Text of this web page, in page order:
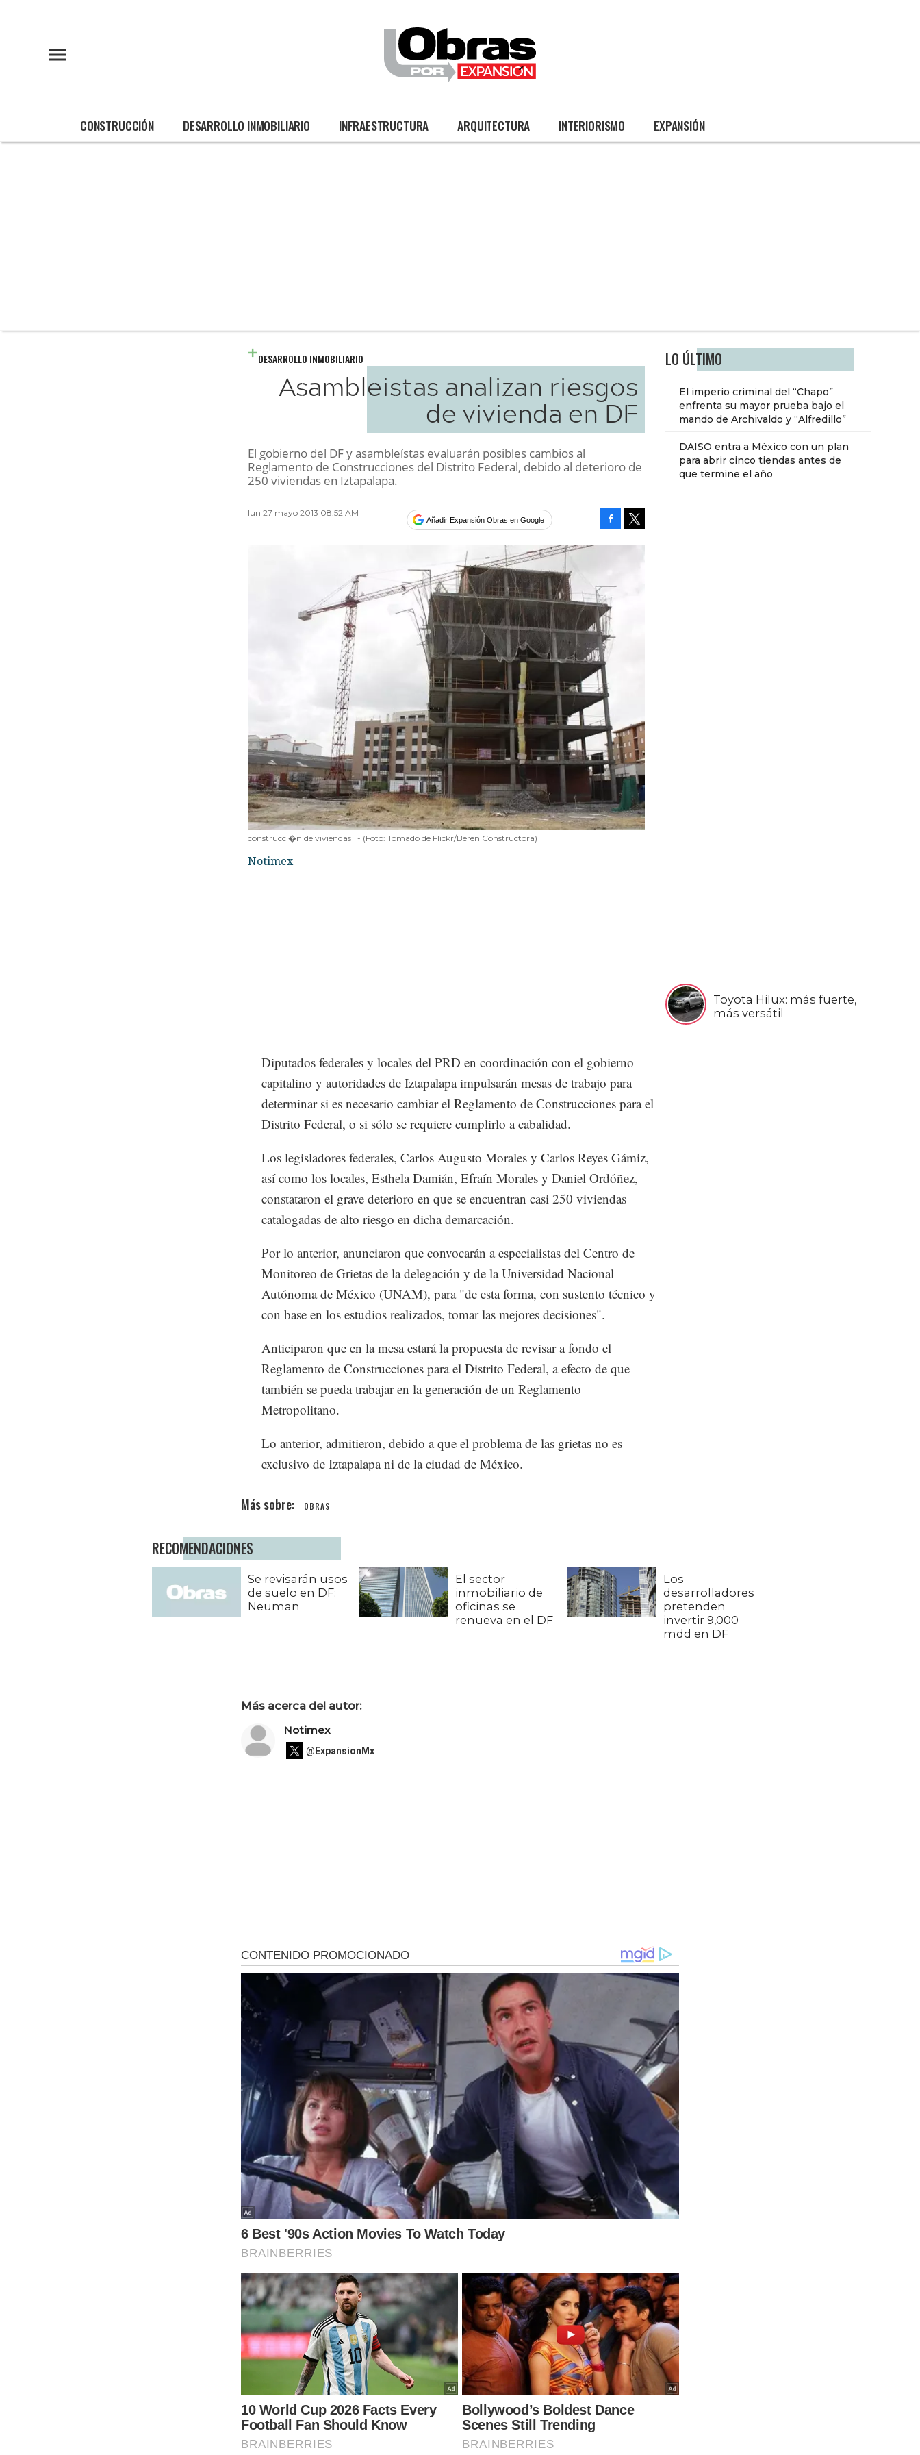
CONSTRUCCIÓN DESARROLLO INMOBILIARIO INFRAESTRUCTURA ARQUITECTURA INTERIORISMO EXPANSIÓN
LO ÚLTIMO
El imperio criminal del “Chapo”
enfrenta su mayor prueba bajo el
mando de Archivaldo y “Alfredillo”
DAISO entra a México con un plan
para abrir cinco tiendas antes de
que termine el año
Toyota Hilux: más fuerte,
más versátil
DESARROLLO INMOBILIARIO
Asambleistas analizan riesgos
de vivienda en DF
El gobierno del DF y asambleístas evaluarán posibles cambios al
Reglamento de Construcciones del Distrito Federal, debido al deterioro de
250 viviendas en Iztapalapa.
lun 27 mayo 2013 08:52 AM
Añadir Expansión Obras en Google
construcci�n de viviendas - (Foto: Tomado de Flickr/Beren Constructora)
Notimex
Diputados federales y locales del PRD en coordinación con el gobierno
capitalino y autoridades de Iztapalapa impulsarán mesas de trabajo para
determinar si es necesario cambiar el Reglamento de Construcciones para el
Distrito Federal, o si sólo se requiere cumplirlo a cabalidad.
Los legisladores federales, Carlos Augusto Morales y Carlos Reyes Gámiz,
así como los locales, Esthela Damián, Efraín Morales y Daniel Ordóñez,
constataron el grave deterioro en que se encuentran casi 250 viviendas
catalogadas de alto riesgo en dicha demarcación.
Por lo anterior, anunciaron que convocarán a especialistas del Centro de
Monitoreo de Grietas de la delegación y de la Universidad Nacional
Autónoma de México (UNAM), para "de esta forma, con sustento técnico y
con base en los estudios realizados, tomar las mejores decisiones".
Anticiparon que en la mesa estará la propuesta de revisar a fondo el
Reglamento de Construcciones para el Distrito Federal, a efecto de que
también se pueda trabajar en la generación de un Reglamento
Metropolitano.
Lo anterior, admitieron, debido a que el problema de las grietas no es
exclusivo de Iztapalapa ni de la ciudad de México.
OBRAS
RECOMENDACIONES
Se revisarán usos
de suelo en DF:
Neuman
El sector
inmobiliario de
oficinas se
renueva en el DF
Los
desarrolladores
pretenden
invertir 9,000
mdd en DF
Más acerca del autor:
Notimex
@ExpansionMx